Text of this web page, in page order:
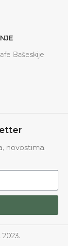
Bašeskije
novostima.